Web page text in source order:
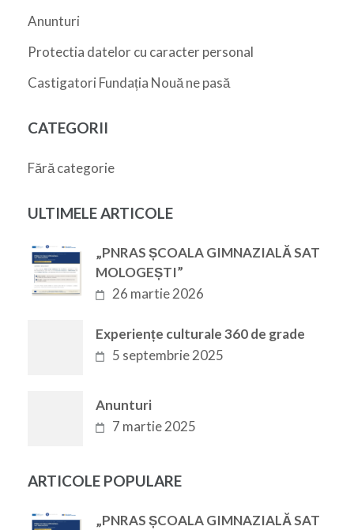
Anunturi
Protectia datelor cu caracter personal
Castigatori Fundația Nouă ne pasă
CATEGORII
Fără categorie
ULTIMELE ARTICOLE
„PNRAS ȘCOALA GIMNAZIALĂ SAT
MOLOGEȘTI”
26 martie 2026
Experiențe culturale 360 de grade
5 septembrie 2025
Anunturi
7 martie 2025
ARTICOLE POPULARE
„PNRAS ȘCOALA GIMNAZIALĂ SAT